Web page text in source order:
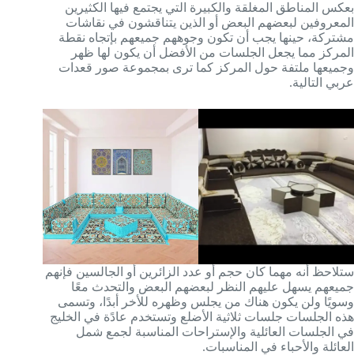
بعكس المناطق المغلقة والكبيرة التي يجتمع فيها الكثيرين
المعروفين لبعضهم البعض أو الذين يتناقشون في نقاشات
مشتركة، حينها يجب أن تكون وجوههم جميعهم بإتجاه نقطة
المركز مما يجعل الجلسات من الأفضل أن يكون لها ظهر
وجميعها ملتفة حول المركز كما ترى بمجموعة صور قعدات
عربي التالية.
ستلاحظ أنه مهما كان حجم أو عدد الزائرين أو الجالسين فإنهم
جميعهم يسهل عليهم النظر لبعضهم البعض والتحدث معًا
وسويًا ولن يكون هناك من يجلس وظهره للأخر أبدًا، وتسمى
هذه الجلسات جلسات ثلاثية الأضلع وتستخدم عادًة في الخليج
في الجلسات العائلية والإستراحات المناسبة لجمع شمل
العائلة والأحباء في المناسبات.